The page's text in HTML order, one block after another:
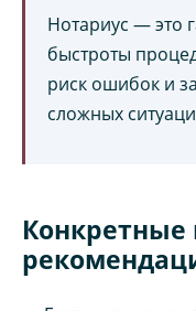
Нотариус — это
быстроты
риск ошибок и
сложных